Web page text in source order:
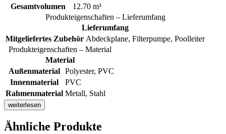
Gesamtvolumen
12.70 m³
Produkteigenschaften – Lieferumfang
Lieferumfang
Mitgeliefertes Zubehör Abdeckplane, Filterpumpe, Poolleiter
Produkteigenschaften – Material
Material
Außenmaterial Polyester, PVC
Innenmaterial
PVC
Rahmenmaterial Metall, Stahl
weiterlesen
Ähnliche Produkte